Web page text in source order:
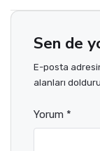
Sen de
E-posta
alanları
Yorum *